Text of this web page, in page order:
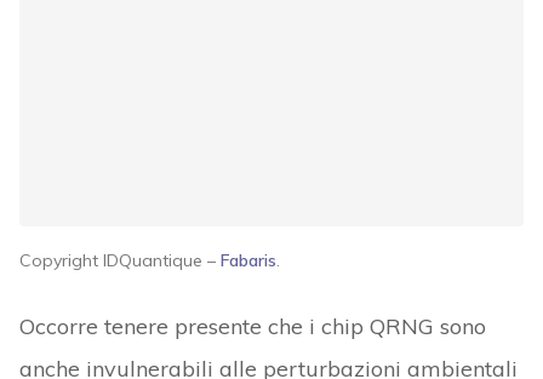
Copyright IDQuantique – Fabaris.
Occorre tenere presente che i chip QRNG sono
anche invulnerabili alle perturbazioni ambientali